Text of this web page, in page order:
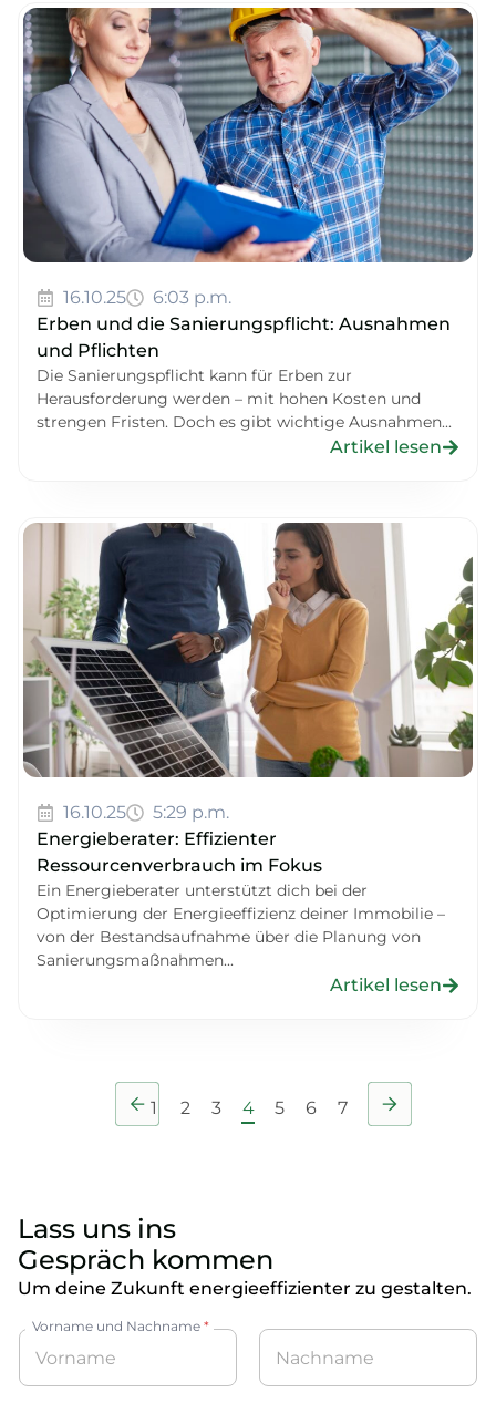
16.10.25
6:03 p.m.
Erben und die Sanierungspflicht: Ausnahmen
und Pflichten
Die Sanierungspflicht kann für Erben zur
Herausforderung werden – mit hohen Kosten und
strengen Fristen. Doch es gibt wichtige Ausnahmen...
Artikel lesen
16.10.25
5:29 p.m.
Energieberater: Effizienter
Ressourcenverbrauch im Fokus
Ein Energieberater unterstützt dich bei der
Optimierung der Energieeffizienz deiner Immobilie –
von der Bestandsaufnahme über die Planung von
Sanierungsmaßnahmen...
Artikel lesen
1 2 3 4 5 6 7
Lass uns ins
Gespräch kommen
Um deine Zukunft energieeffizienter zu gestalten.
Vorname und Nachname *
Vorname
Nachname